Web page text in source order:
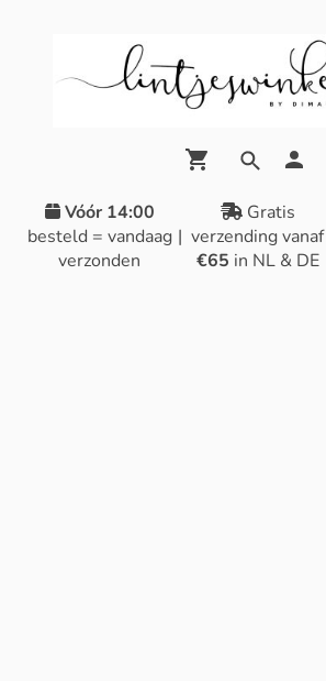
Vóór 14:00
besteld = vandaag
verzonden
|
Gratis
verzending vanaf
€65 in NL & DE